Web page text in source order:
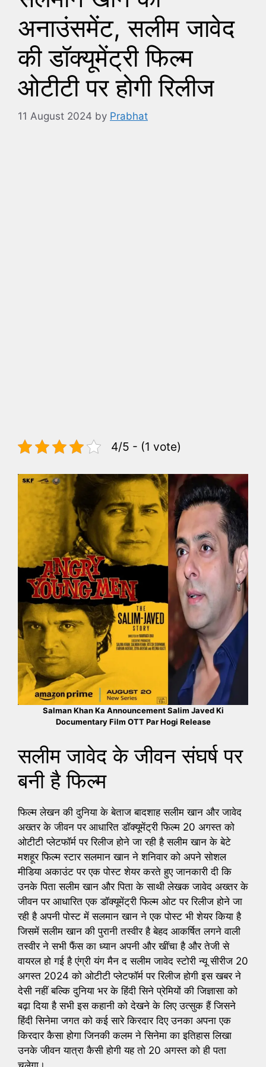
अनाउंसमेंट, सलीम जावेद
की डॉक्यूमेंट्री फिल्म
ओटीटी पर होगी रिलीज
11 August 2024 by Prabhat
4/5 - (1 vote)
Salman Khan Ka Announcement Salim Javed Ki
Documentary Film OTT Par Hogi Release
सलीम जावेद के जीवन संघर्ष पर
बनी है फिल्म
फिल्म लेखन की दुनिया के बेताज बादशाह सलीम खान और जावेद
अख्तर के जीवन पर आधारित डॉक्यूमेंट्री फिल्म 20 अगस्त को
ओटीटी प्लेटफॉर्म पर रिलीज होने जा रही है सलीम खान के बेटे
मशहूर फिल्म स्टार सलमान खान ने शनिवार को अपने सोशल
मीडिया अकाउंट पर एक पोस्ट शेयर करते हुए जानकारी दी कि
उनके पिता सलीम खान और पिता के साथी लेखक जावेद अख्तर के
जीवन पर आधारित एक डॉक्यूमेंट्री फिल्म ओट पर रिलीज होने जा
रही है अपनी पोस्ट में सलमान खान ने एक पोस्ट भी शेयर किया है
जिसमें सलीम खान की पुरानी तस्वीर है बेहद आकर्षित लगने वाली
तस्वीर ने सभी फैंस का ध्यान अपनी और खींचा है और तेजी से
वायरल हो गई है एंग्री यंग मैन द सलीम जावेद स्टोरी न्यू सीरीज 20
अगस्त 2024 को ओटीटी प्लेटफॉर्म पर रिलीज होगी इस खबर ने
देसी नहीं बल्कि दुनिया भर के हिंदी सिने प्रेमियों की जिज्ञासा को
बढ़ा दिया है सभी इस कहानी को देखने के लिए उत्सुक हैं जिसने
हिंदी सिनेमा जगत को कई सारे किरदार दिए उनका अपना एक
किरदार कैसा होगा जिनकी कलम ने सिनेमा का इतिहास लिखा
उनके जीवन यात्रा कैसी होगी यह तो 20 अगस्त को ही पता